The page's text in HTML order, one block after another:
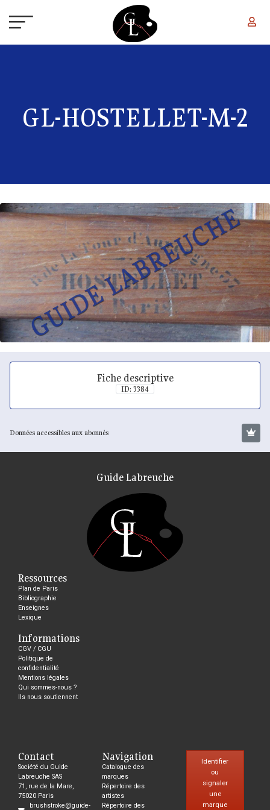
GL-HOSTELLET-M-2
Fiche descriptive
ID: 3384
Données accessibles aux abonnés
Guide Labreuche
Ressources
Plan de Paris
Bibliographie
Enseignes
Lexique
Informations
CGV / CGU
Politique de
confidentialité
Mentions légales
Qui sommes-nous ?
Ils nous soutiennent
Contact
Société du Guide
Labreuche SAS
71, rue de la Mare,
75020 Paris
brushstroke@guide-
Navigation
Catalogue des
marques
Répertoire des
artistes
Répertoire des
Identifier
ou
signaler
une
marque